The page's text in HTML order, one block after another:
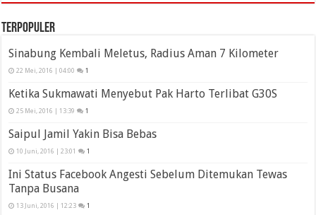
Terpopuler
Sinabung Kembali Meletus, Radius Aman 7 Kilometer
22 Mei, 2016 | 04:00 1
Ketika Sukmawati Menyebut Pak Harto Terlibat G30S
25 Mei, 2016 | 13:39 1
Saipul Jamil Yakin Bisa Bebas
10 Juni, 2016 | 23:01 1
Ini Status Facebook Angesti Sebelum Ditemukan Tewas
Tanpa Busana
13 Juni, 2016 | 12:23 1